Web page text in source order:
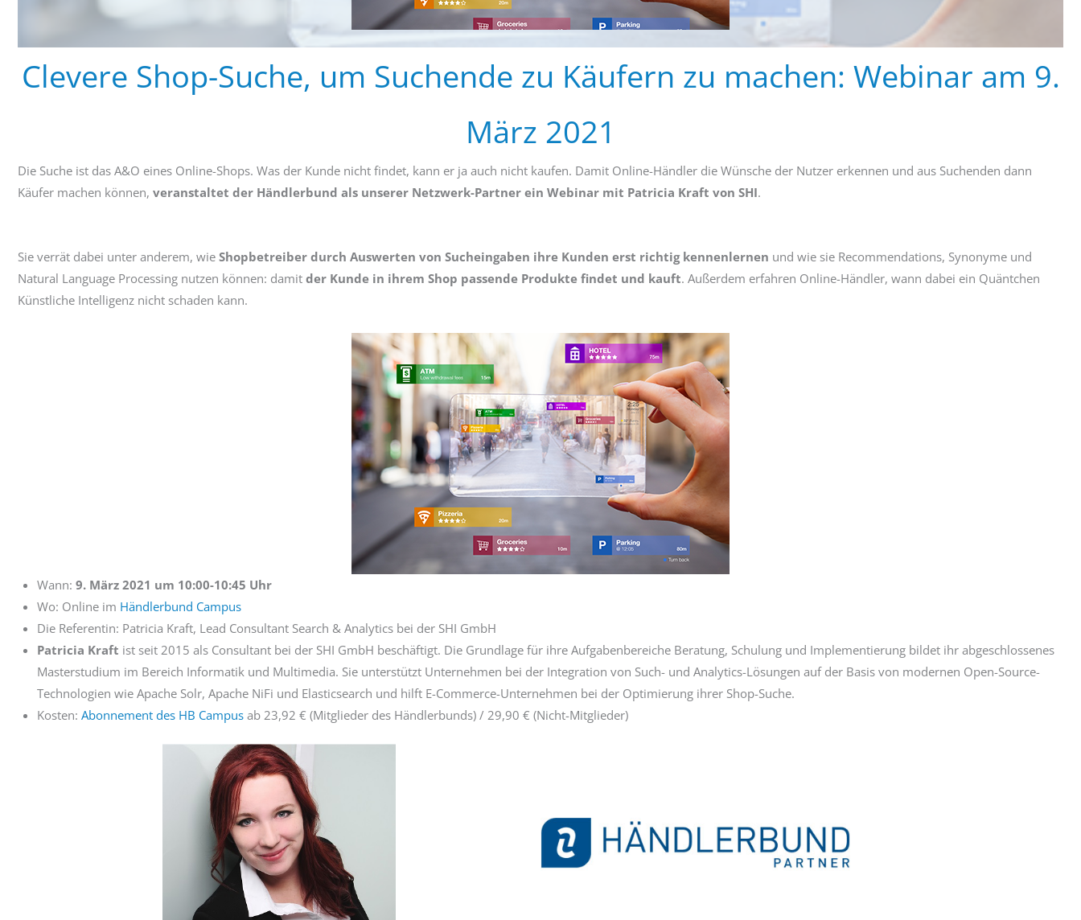
Clevere Shop-Suche, um Suchende zu Käufern zu machen: Webinar am 9.
März 2021
Die Suche ist das A&O eines Online-Shops. Was der Kunde nicht findet, kann er ja auch nicht kaufen. Damit Online-Händler die Wünsche der Nutzer erkennen und aus Suchenden dann
Käufer machen können, veranstaltet der Händlerbund als unserer Netzwerk-Partner ein Webinar mit Patricia Kraft von SHI.
Sie verrät dabei unter anderem, wie Shopbetreiber durch Auswerten von Sucheingaben ihre Kunden erst richtig kennenlernen und wie sie Recommendations, Synonyme und
Natural Language Processing nutzen können: damit der Kunde in ihrem Shop passende Produkte findet und kauft. Außerdem erfahren Online-Händler, wann dabei ein Quäntchen
Künstliche Intelligenz nicht schaden kann.
Wann: 9. März 2021 um 10:00-10:45 Uhr
Wo: Online im Händlerbund Campus
Die Referentin: Patricia Kraft, Lead Consultant Search & Analytics bei der SHI GmbH
Patricia Kraft ist seit 2015 als Consultant bei der SHI GmbH beschäftigt. Die Grundlage für ihre Aufgabenbereiche Beratung, Schulung und Implementierung bildet ihr abgeschlossenes
Masterstudium im Bereich Informatik und Multimedia. Sie unterstützt Unternehmen bei der Integration von Such- und Analytics-Lösungen auf der Basis von modernen Open-Source-
Technologien wie Apache Solr, Apache NiFi und Elasticsearch und hilft E-Commerce-Unternehmen bei der Optimierung ihrer Shop-Suche.
Kosten: Abonnement des HB Campus ab 23,92 € (Mitglieder des Händlerbunds) / 29,90 € (Nicht-Mitglieder)